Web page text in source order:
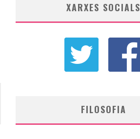
XARXES SOCIALS
FILOSOFIA